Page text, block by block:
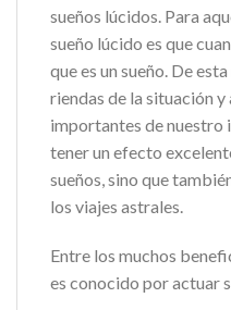
sueños lúcidos. Para
sueño lúcido es que
que es un sueño. De
riendas de la situación y
importantes de nuestro
tener un efecto
sueños, sino que
los viajes astrales.
Entre los muchos
es conocido por actuar